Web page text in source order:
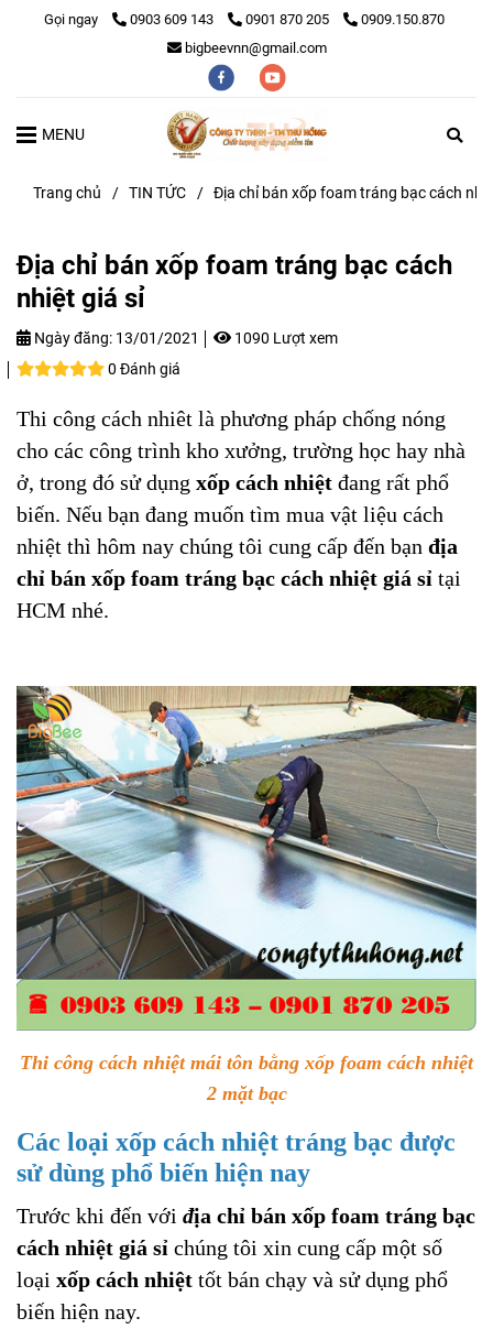
Gọi ngay 0903 609 143 0901 870 205
0909.150.870
bigbeevnn@gmail.com
MENU
Trang chủ / TIN TỨC / Địa chỉ bán xốp foam tráng bạc cách
Địa chỉ bán xốp foam tráng bạc cách
nhiệt giá sỉ
Ngày đăng: 13/01/2021
1090 Lượt xem
0 Đánh giá
Thi công cách nhiêt là phương pháp chống nóng
cho các công trình kho xưởng, trường học hay nhà
ở, trong đó sử dụng xốp cách nhiệt đang rất phổ
biến. Nếu bạn đang muốn tìm mua vật liệu cách
nhiệt thì hôm nay chúng tôi cung cấp đến bạn địa
chỉ bán xốp foam tráng bạc cách nhiệt giá sỉ tại
HCM nhé.
Thi công cách nhiệt mái tôn bằng xốp foam cách nhiệt
2 mặt bạc
Các loại xốp cách nhiệt tráng bạc được
sử dùng phổ biến hiện nay
Trước khi đến với địa chỉ bán xốp foam tráng bạc
cách nhiệt giá sỉ chúng tôi xin cung cấp một số
loại xốp cách nhiệt tốt bán chạy và sử dụng phổ
biến hiện nay.